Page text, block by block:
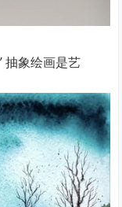
抽象绘画是艺